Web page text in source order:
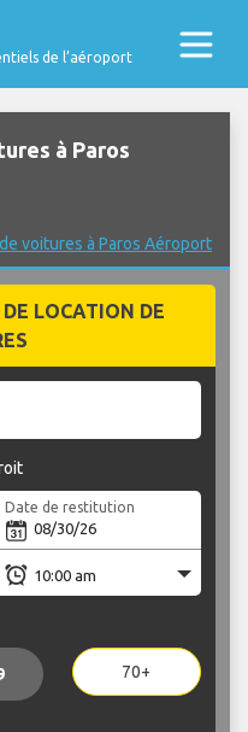
de l’aéroport
à Paros
voitures à Paros Aéroport
LOCATION DE
Date de restitution
70+